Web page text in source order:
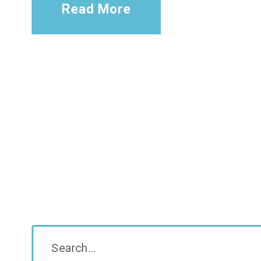
Read More